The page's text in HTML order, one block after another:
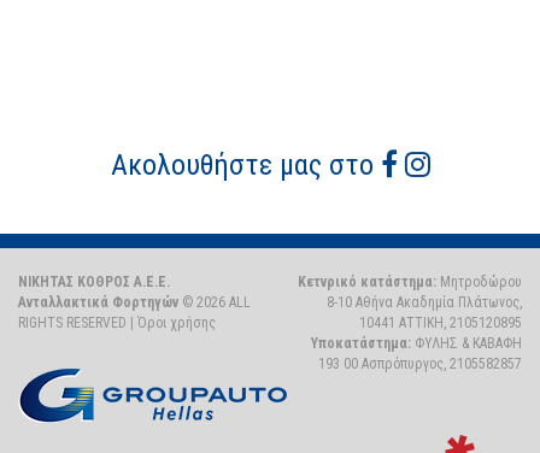
Ακολουθήστε μας στο
ΝΙΚΗΤΑΣ ΚΟΘΡΟΣ Α.Ε.Ε.
Ανταλλακτικά Φορτηγών © 2026 ALL
RIGHTS RESERVED | Όροι χρήσης
Κετνρικό κατάστημα: Μητροδώρου
8-10 Αθήνα Ακαδημία Πλάτωνος,
10441 ΑΤΤΙΚΗ, 2105120895
Υποκατάστημα: ΦΥΛΗΣ & ΚΑΒΑΦΗ
193 00 Ασπρόπυργος, 2105582857